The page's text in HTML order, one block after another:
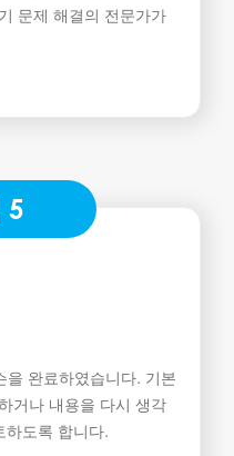
문제 해결의 전문가가
5
을 완료하였습니다. 기본
거나 내용을 다시 생각
하도록 합니다.